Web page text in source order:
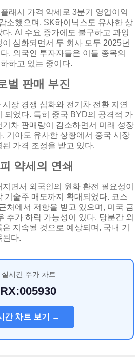
래시 가격 약세로 3분기 영업이익
소했으며, SK하이닉스도 유사한 상
. AI 수요 증가에도 불구하고 과잉
심화되면서 두 회사 모두 2025년
. 외국인 투자자들은 이들 종목의
하고 있는 중이다.
벌 판매 부진
장 경쟁 심화와 전기차 전환 지연
되었다. 특히 중국 BYD의 공격적 가
차 판매량이 감소하면서 미래 성장
기아도 유사한 상황에서 중국 시장
가격 조정을 받고 있다.
약세의 연쇄
면서 외국인의 원화 환전 필요성이
기술주 매도까지 확대되었다. 코스
처에서 저항을 받고 있으며, 미국 금
추가 하락 가능성이 있다. 당분간 외
지속될 것으로 예상되며, 국내 기
된다.
실시간 주가 차트
간 차트 보기 →